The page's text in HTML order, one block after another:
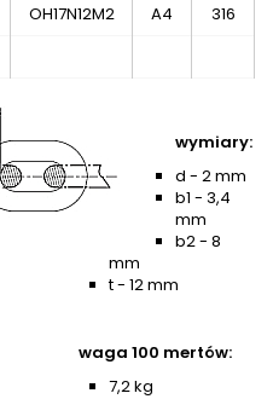
OH17N12M2 A4
316
wymiary:
d - 2 mm
b1 - 3,4
mm
b2 - 8
mm
t - 12 mm
waga 100 mertów:
7,2 kg